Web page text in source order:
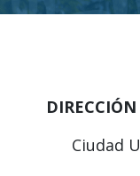
Ciudad